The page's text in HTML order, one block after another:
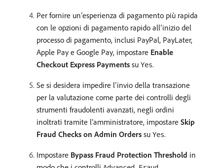
Per fornire un’esperienza di pagamento più rapida
con le opzioni di pagamento rapido all’inizio del
processo di pagamento, inclusi PayPal, PayLater,
Apple Pay e Google Pay, impostare Enable
Checkout Express Payments su Yes.
Se si desidera impedire l’invio della transazione
per la valutazione come parte dei controlli degli
strumenti fraudolenti avanzati, negli ordini
inoltrati tramite l’amministratore, impostare Skip
Fraud Checks on Admin Orders su Yes.
Impostare Bypass Fraud Protection Threshold in